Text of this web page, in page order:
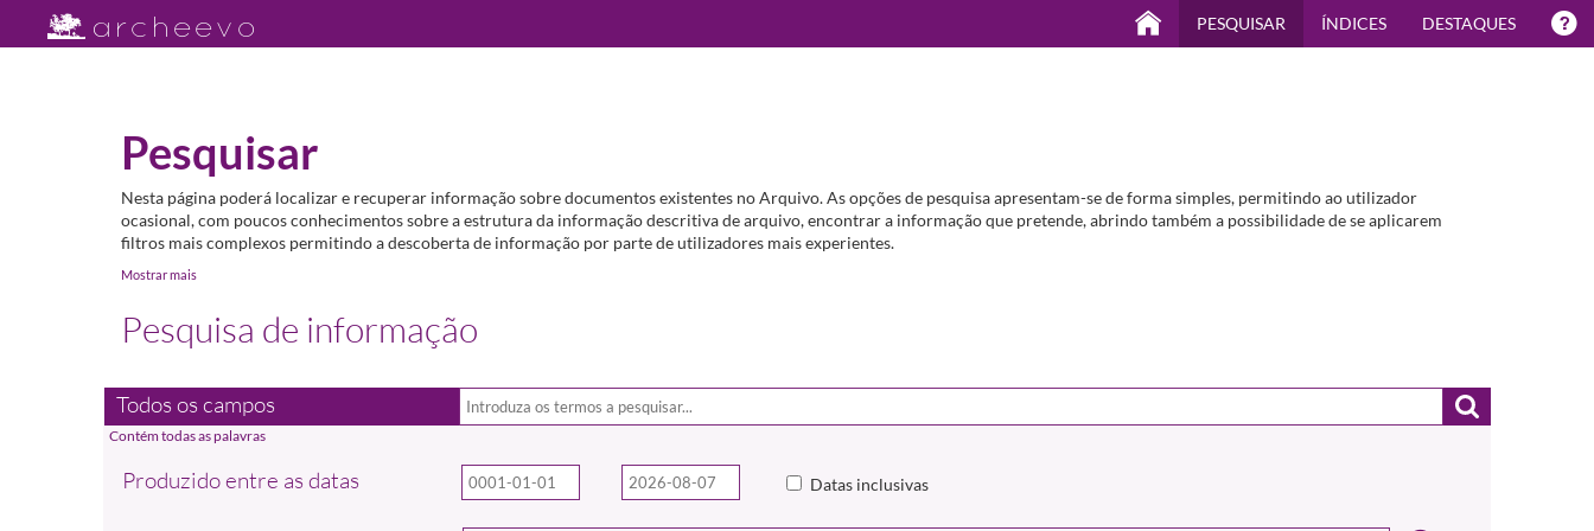
PESQUISAR ÍNDICES DESTAQUES
Pesquisar
Nesta página poderá localizar e recuperar informação sobre documentos existentes no Arquivo. As opções de pesquisa apresentam-se de forma simples, permitindo ao utilizador
ocasional, com poucos conhecimentos sobre a estrutura da informação descritiva de arquivo, encontrar a informação que pretende, abrindo também a possibilidade de se aplicarem
filtros mais complexos permitindo a descoberta de informação por parte de utilizadores mais experientes.
Mostrar mais
Pesquisa de informação
Todos os campos
Produzido entre as datas Datas inclusivas